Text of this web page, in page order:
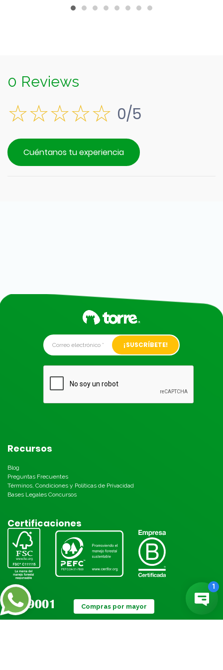
0 Reviews
0/5
Cuéntanos tu experiencia
Alternative:
Recursos
Blog
Preguntas Frecuentes
Términos, Condiciones y Políticas de Privacidad
Bases Legales Concursos
Certificaciones
Compras por mayor